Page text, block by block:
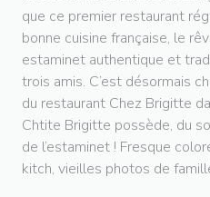
que ce premier restaurant
bonne cuisine française, le
estaminet authentique et
trois amis. C’est désormais
du restaurant Chez Brigitte
Chtite Brigitte possède, du
de l’estaminet ! Fresque
kitch, vieilles photos de